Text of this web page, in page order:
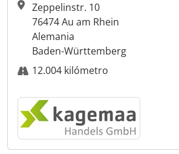
Zeppelinstr. 10
76474 Au am Rhein
Alemania
Baden-Württemberg
12.004 kilómetro